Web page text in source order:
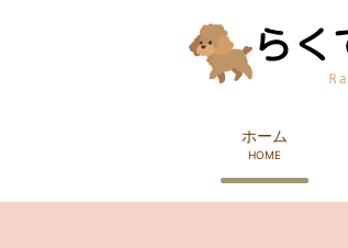
ホーム
HOME